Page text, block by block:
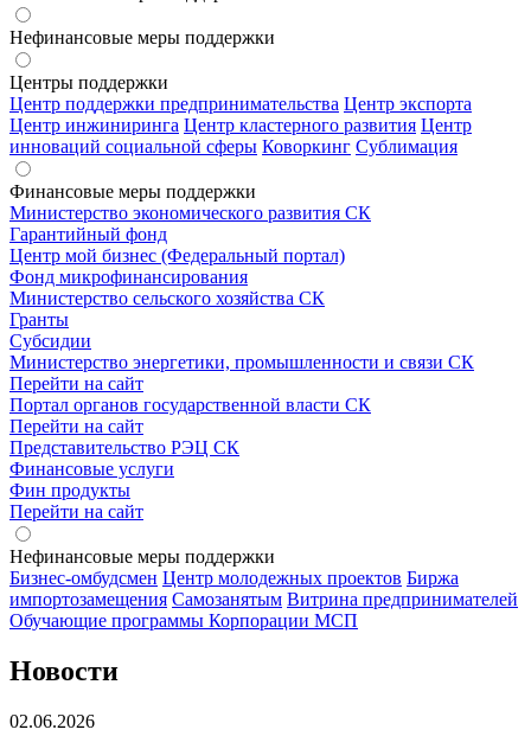
Нефинансовые меры поддержки
Центры поддержки
Центр поддержки предпринимательства Центр экспорта
Центр инжиниринга Центр кластерного развития Центр
инноваций социальной сферы Коворкинг Сублимация
Финансовые меры поддержки
Министерство экономического развития СК
Гарантийный фонд
Центр мой бизнес (Федеральный портал)
Фонд микрофинансирования
Министерство сельского хозяйства СК
Гранты
Субсидии
Министерство энергетики, промышленности и связи СК
Перейти на сайт
Портал органов государственной власти СК
Перейти на сайт
Представительство РЭЦ СК
Финансовые услуги
Фин продукты
Перейти на сайт
Нефинансовые меры поддержки
Бизнес-омбудсмен Центр молодежных проектов Биржа
импортозамещения Cамозанятым Витрина предпринимателей
Обучающие программы Корпорации МСП
Новости
02.06.2026